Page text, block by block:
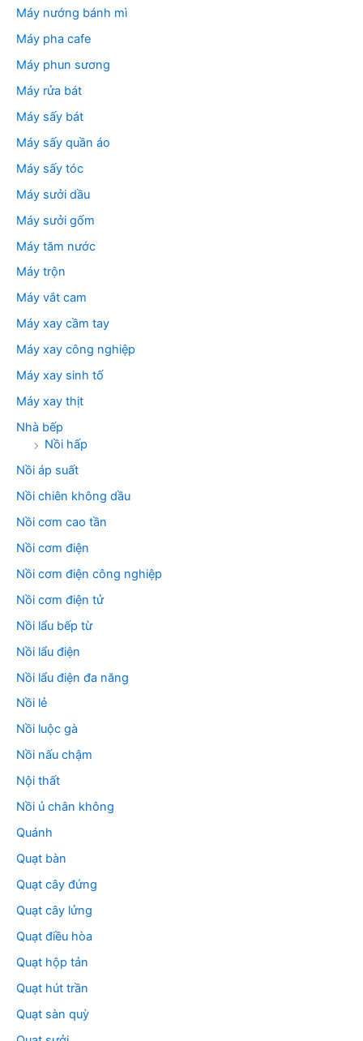
Máy nướng bánh mì
Máy pha cafe
Máy phun sương
Máy rửa bát
Máy sấy bát
Máy sấy quần áo
Máy sấy tóc
Máy sưởi dầu
Máy sưởi gốm
Máy tăm nước
Máy trộn
Máy vắt cam
Máy xay cầm tay
Máy xay công nghiệp
Máy xay sinh tố
Máy xay thịt
Nhà bếp
Nồi hấp
Nồi áp suất
Nồi chiên không dầu
Nồi cơm cao tần
Nồi cơm điện
Nồi cơm điện công nghiệp
Nồi cơm điện tử
Nồi lẩu bếp từ
Nồi lẩu điện
Nồi lẩu điện đa năng
Nồi lẻ
Nồi luộc gà
Nồi nấu chậm
Nội thất
Nồi ủ chân không
Quánh
Quạt bàn
Quạt cây đứng
Quạt cây lửng
Quạt điều hòa
Quạt hộp tản
Quạt hút trần
Quạt sàn quỳ